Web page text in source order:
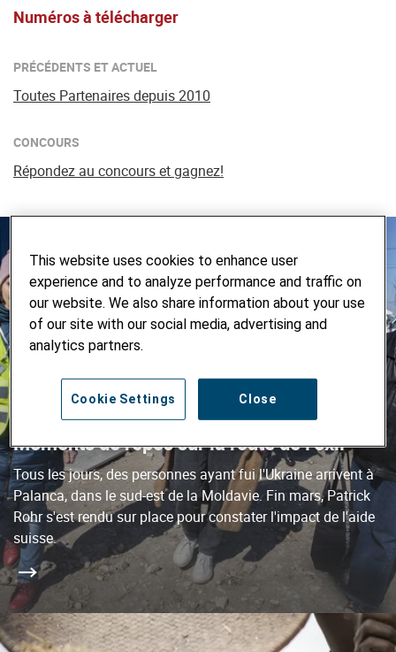
Numéros à télécharger
PRÉCÉDENTS ET ACTUEL
Toutes Partenaires depuis 2010
CONCOURS
Répondez au concours et gagnez!
Moments de repos sur la route de l’exil
Tous les jours, des personnes ayant fui l'Ukraine arrivent à
Palanca, dans le sud-est de la Moldavie. Fin mars, Patrick
Rohr s'est rendu sur place pour constater l'impact de l'aide
suisse.
This website uses cookies to enhance user
experience and to analyze performance and traffic on
our website. We also share information about your use
of our site with our social media, advertising and
analytics partners.
Close
Cookie Settings